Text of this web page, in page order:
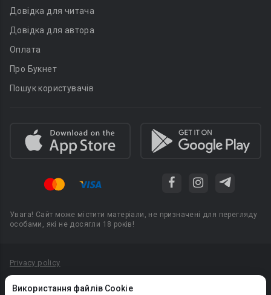
Використання файлів Cookie
Довідка для читача
Довідка для автора
Оплата
Про Букнет
Пошук користувачів
Увага! Сайт може містити матеріали, не призначені для перегляду
особами, які не досягли 18 років!
Privacy policy